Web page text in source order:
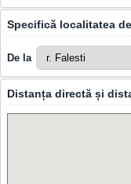
Specifică localitatea
De la
Distanța directă și